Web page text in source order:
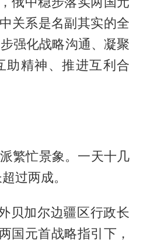
关系是名副其实的全
强化战略沟通、凝聚
助精神、推进互利合
繁忙景象。一天十几
过两成。
贝加尔边疆区行政长
国元首战略指引下，